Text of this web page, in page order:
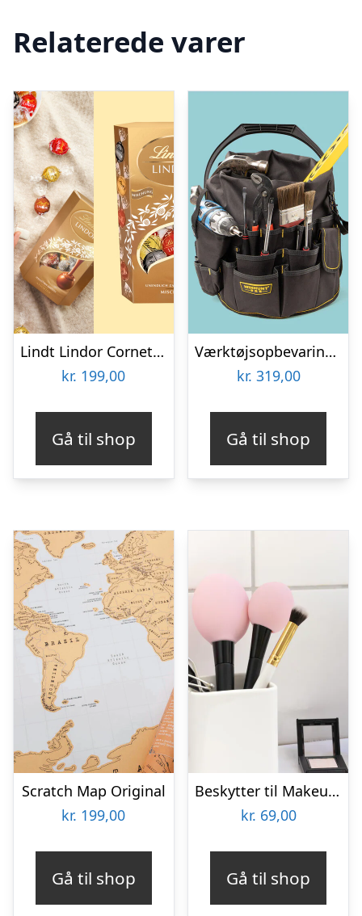
Relaterede varer
Lindt Lindor Cornet 500 gram – Blandet chokolade
kr. 199,00
Gå til shop
Værktøjsopbevaring til spand
kr. 319,00
Gå til shop
Scratch Map Original
kr. 199,00
Gå til shop
Beskytter til Makeupbørster 3-pak
kr. 69,00
Gå til shop